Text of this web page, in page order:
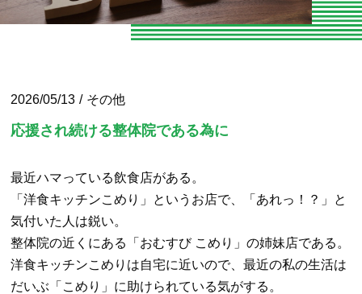
お知らせ
専門家向けセミナー
専門家やトレーナーの声
エクササイズ紹介
当院の整体とは
2026/05/13 その他
応援され続ける整体院である為に
最近ハマっている飲食店がある。
「洋食キッチンこめり」というお店で、「あれっ！？」と
気付いた人は鋭い。
整体院の近くにある「おむすび こめり」の姉妹店である。
洋食キッチンこめりは自宅に近いので、最近の私の生活は
だいぶ「こめり」に助けられている気がする。